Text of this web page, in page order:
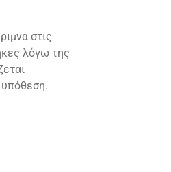
στις
λόγω της
υπόθεση.